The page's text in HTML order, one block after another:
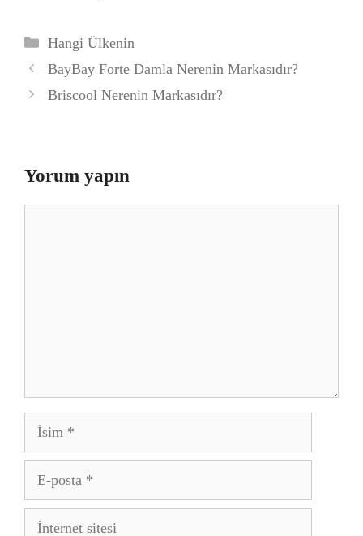
Kategoriler
Hangi Ülkenin
BayBay Forte Damla Nerenin Markasıdır?
Briscool Nerenin Markasıdır?
Yorum yapın
İsim
posta
İnternet